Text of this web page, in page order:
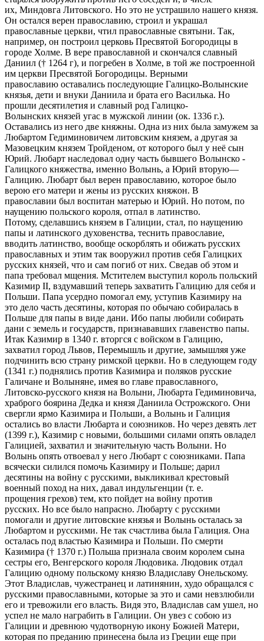
их, Миндовга Литовского. Но это не устрашило нашего князя.
Он остался верен православию, строил и украшал
православные церкви, чтил православные святыни. Так,
например, он построил церковь Пресвятой Богородицы в
городе Холме. В вере православной и скончался славный
Даниил († 1264 г), и погребен в Холме, в той же построенной
им церкви Пресвятой Богородицы. Верными
православию оставались последующие Галицко-Волынские
князья, дети и внуки Даниила и брата его Василька. Но
прошли десятилетия и славный род Галицко-
Волынских князей угас в мужской линии (ок. 1336 г.).
Оставались из него две княжны. Одна из них была замужем за
Любартом Гедиминовичем литовским князем, а другая за
Мазовецким князем Тройденом, от которого был у неё сын
Юрий. Любарт наследовал одну часть бывшего Волынско -
Галицкого княжества, именно Волынь, а Юрий вторую—
Галицию. Любарт был верен православию, которое было
верою его матери и жены из русских княжон. В
православии был воспитан матерью и Юрий. Но потом, по
наущению польского короля, отпал в латинство.
Потому, сделавшись князем в Галиции, стал, по наущению
папы и латинского духовенства, теснить православие,
вводить латинство, вообще оскорблять и обижать русских
православных и этим так вооружил против себя Галицких
русских князей, что и сам погиб от них. Сведав об этом и
папа требовал мщения. Мстителем выступил король польский
Казимир II, вздумавший теперь захватить Галицию для себя и
Польши. Папа усердно помогал ему, уступив Казимиру на
это дело часть десятины, которая по обычаю собиралась в
Польше для папы в виде дани. Ибо папы любили собирать
дани с земель и государств, признававших главенство папы.
Итак Казимир в 1340 г. вторгся с войском в Галицию,
захватил город Львов, Перемышль и другие, замышляя уже
подчинить всю страну римской церкви. Но в следующем году
(1341 г.) поднялись против Казимира и поляков русские
Галичане и Волыняне, имея во главе православного,
Литовско-русского князя на Волыни, Любарта Гедиминовича,
храброго боярина Дедка и князя Даниила Острожского. Они
свергли ярмо Казимира и Польши, а Волынь и Галиция
остались во власти Любарта и союзников. Но через девять лет
(1399 г.), Казимир с новыми, большими силами опять овладел
Галицией, захватил и значительную часть Волыни. Но
Волынь опять отвоевал у него Любарт с союзниками. Папа
всячески силился помочь Казимиру и Польше; дарил
десятины на войну с русскими, выкликивал крестовый
военный поход на них, давал индульгенции (т. е.
прощения грехов) тем, кто пойдет на войну против
русских. Но все было напрасно. Любарту с русскими
помогали и другие литовские князья и Волынь осталась за
Любартом и русскими. Не так счастлива была Галиция. Она
осталась под властью Казимира и Польши. По смерти
Казимира († 1370 г.) Польша признала своим королем сына
сестры его, Венгерского короля Людовика. Людовик отдал
Галицию одному польскому князю Владиславу Онельскому.
Этот Владислав, чужестранец и латинянин, худо обращался с
русскими православными, которые за это и сами невзлюбили
его и тревожили его власть. Видя это, Владислав сам ушел, но
успел не мало награбить в Галиции. Он увез с собою из
Галиции и древнюю чудотворную икону Божией Матери,
которая по преданию принесена была из Греции еще при